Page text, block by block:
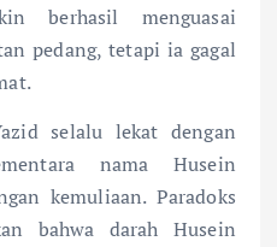
berhasil menguasai
pedang, tetapi ia gagal
selalu lekat dengan
nama Husein
kemuliaan. Paradoks
bahwa darah Husein